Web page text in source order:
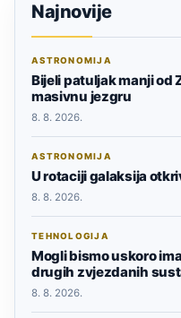
Najnovije
ASTRONOMIJA
Bijeli patuljak manji od
masivnu jezgru
8. 8. 2026.
ASTRONOMIJA
U rotaciji galaksija
8. 8. 2026.
TEHNOLOGIJA
Mogli bismo uskoro
drugih zvjezdanih
8. 8. 2026.